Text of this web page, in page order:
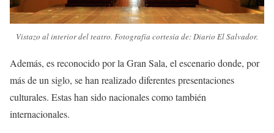
Vistazo al interior del teatro. Fotografía cortesía de: Diario El Salvador.
Además, es reconocido por la Gran Sala, el escenario donde, por
más de un siglo, se han realizado diferentes presentaciones
culturales. Estas han sido nacionales como también
internacionales.